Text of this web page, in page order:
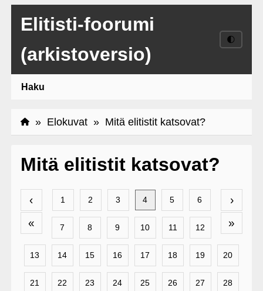
Elitisti-foorumi
(arkistoversio)
🌓
Haku
» Elokuvat» Mitä elitistit katsovat?
Mitä elitistit katsovat?
‹
«
›
»
1 2 3 4 5 6
7 8 9 10 11 12
13 14 15 16 17 18 19 20
21 22 23 24 25 26 27 28